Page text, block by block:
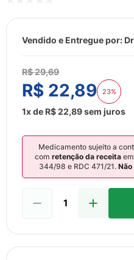
Vendido e Entregue por:
R$29,69
R$ 22,89 23%
1x de R$22,89sem juros
Medicamento sujeito a
com retenção da receita
344/98 e RDC 471/21.
8º
9º
lenço